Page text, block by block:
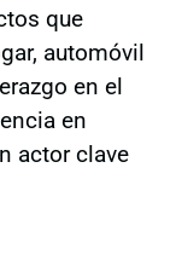
que
automóvil
en el
en
actor clave